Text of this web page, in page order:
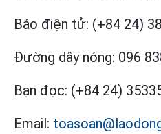
Báo điện tử: (+84 24)
Đường dây nóng: 096
Bạn đọc: (+84 24)
Email: